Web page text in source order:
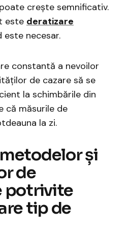
crește semnificativ.
este deratizare
necesar.
constantă a nevoilor
de cazare să se
la schimbările din
că măsurile de
la zi.
și
de
potrivite
tip de